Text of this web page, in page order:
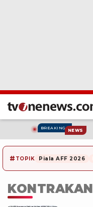
BREAKING NEWS
# TOPIK Piala AFF 2026
KONTRAKAN